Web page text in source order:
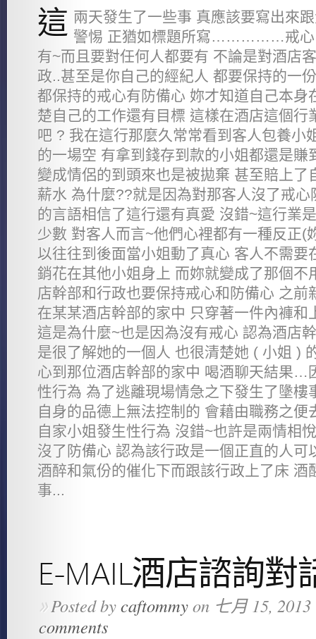
這 兩天發生了一些事 真應該要寫出來
警惕 正猶如標題所寫……………戒心
有~而且要對任何人都要有 不論是對酒店
政..甚至是你自己的經紀人 都要保持的一
都保持的戒心有防備心 妳才知道自己本身
楚自己的工作還有目標 這樣在酒店這個行
吧 ? 我在這行那麼久常常看到客人包養小
的一場空 有拿到錢存到款的小姐都還是賺
變成情侶的到頭來也是被拋棄 甚至賠上了
薪水 為什麼??就是因為對那客人沒了戒
的言語相信了這行還有真愛 沒錯~這行業
少數 對客人而言~他們心裡都有一種反正(
以往往到後面當小姐動了真心 客人不需要
銷花在其他小姐身上 而妳就變成了那個不
店幹部和行政也要保持戒心和防備心 之前
在某某酒店幹部的家中 只穿著一件內褲和
這是為什麼~也是因為沒有戒心 認為酒店
是很了解她的一個人 也很清楚她 ( 小姐 )
心到那位酒店幹部的家中 喝酒聊天結果…
性行為 為了逃離現場情急之下發生了墬樓
自身的品德上無法控制的 會藉由職務之便
自家小姐發生性行為 沒錯~也許是兩情相
沒了防備心 認為該行政是一個正直的人可
酒醉和氣份的催化下而跟該行政上了床 酒
事...
E-MAIL酒店諮詢對
»Posted bycaftommyon 七月 15,
comments